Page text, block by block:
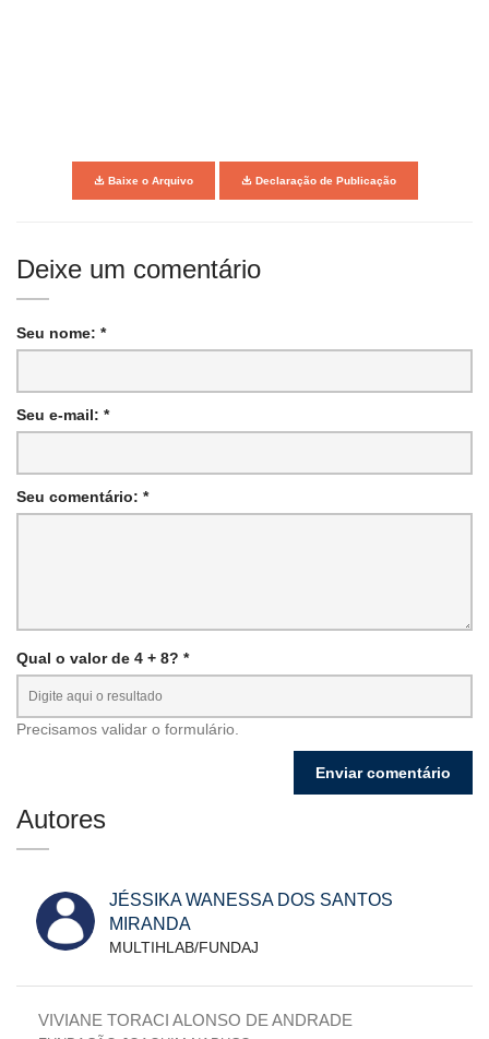
Baixe o Arquivo Declaração de Publicação
Deixe um comentário
Seu nome: *
Seu e-mail: *
Seu comentário: *
Qual o valor de 4 + 8? *
Precisamos validar o formulário.
Autores
JÉSSIKA WANESSA DOS SANTOS
MIRANDA
MULTIHLAB/FUNDAJ
VIVIANE TORACI ALONSO DE ANDRADE